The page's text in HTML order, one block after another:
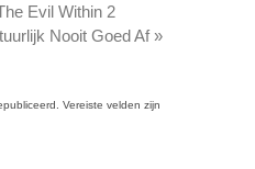
Evil Within 2
Nooit Goed Af»
Vereiste velden zijn